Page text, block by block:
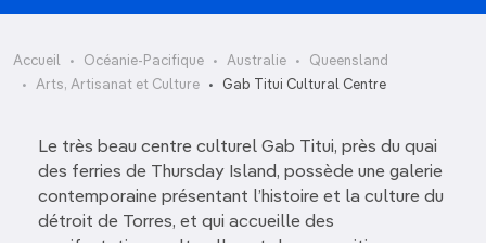
Accueil Océanie-Pacifique Australie
Queensland
Arts, Artisanat et Culture
Gab Titui Cultural Centre
Le très beau centre culturel Gab Titui, près du quai
des ferries de Thursday Island, possède une galerie
contemporaine présentant l’histoire et la culture du
détroit de Torres, et qui accueille des